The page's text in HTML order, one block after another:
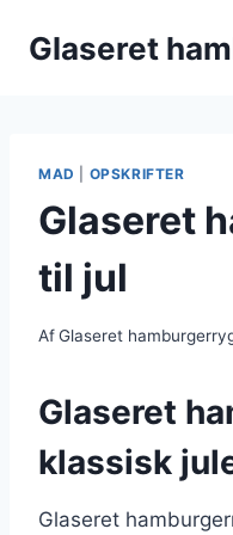
Glaseret
MAD OPSKRIFTER
Glaseret
til jul
AfGlaseret
Glaseret
klassisk
Glaseret